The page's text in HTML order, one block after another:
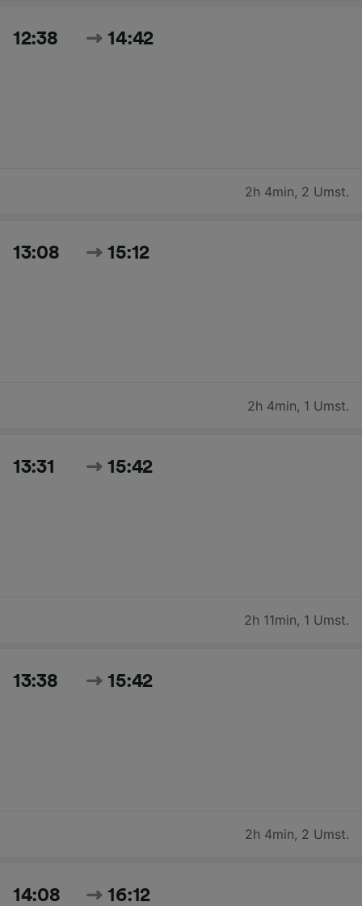
12:38 14:42
2h 4min, 2 Umst.
13:08 15:12
2h 4min, 1 Umst.
13:31 15:42
2h 11min, 1 Umst.
13:38 15:42
2h 4min, 2 Umst.
14:08 16:12